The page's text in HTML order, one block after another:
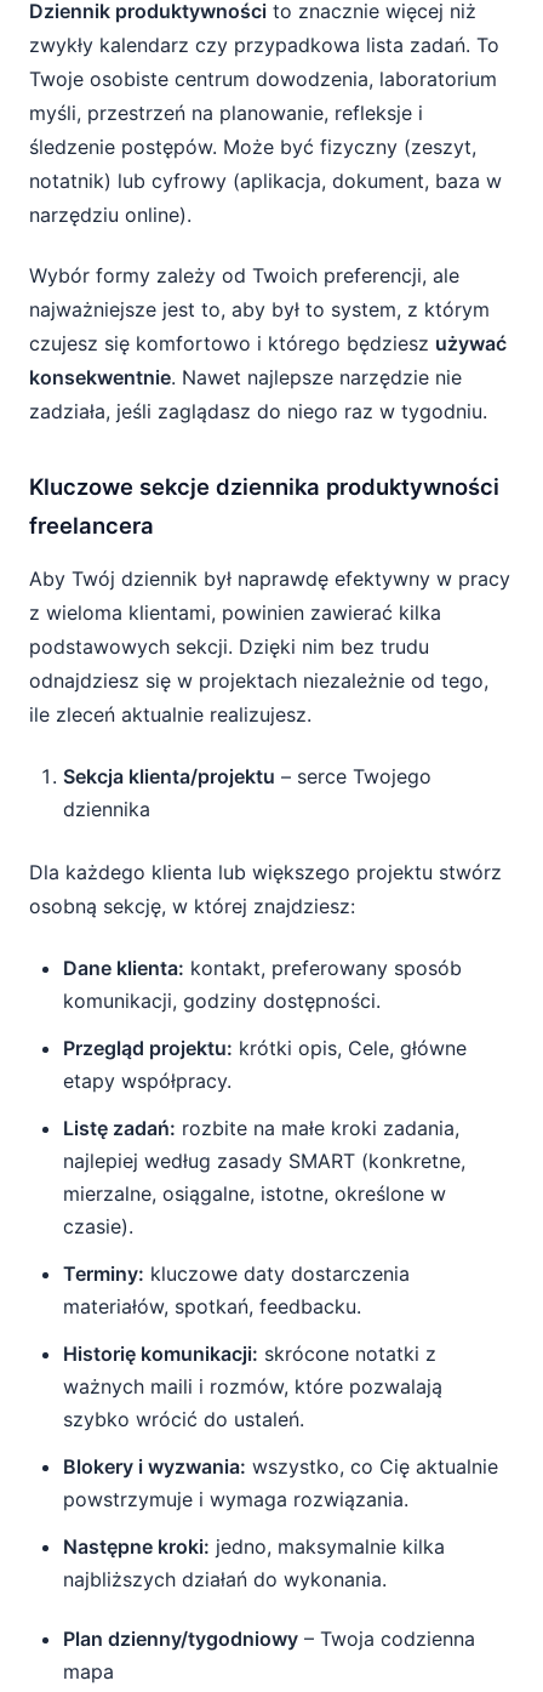
Dziennik produktywności to znacznie więcej niż
zwykły kalendarz czy przypadkowa lista zadań. To
Twoje osobiste centrum dowodzenia, laboratorium
myśli, przestrzeń na planowanie, refleksje i
śledzenie postępów. Może być fizyczny (zeszyt,
notatnik) lub cyfrowy (aplikacja, dokument, baza w
narzędziu online).
Wybór formy zależy od Twoich preferencji, ale
najważniejsze jest to, aby był to system, z którym
czujesz się komfortowo i którego będziesz używać
konsekwentnie. Nawet najlepsze narzędzie nie
zadziała, jeśli zaglądasz do niego raz w tygodniu.
Kluczowe sekcje dziennika produktywności
freelancera
Aby Twój dziennik był naprawdę efektywny w pracy
z wieloma klientami, powinien zawierać kilka
podstawowych sekcji. Dzięki nim bez trudu
odnajdziesz się w projektach niezależnie od tego,
ile zleceń aktualnie realizujesz.
Sekcja klienta/projektu – serce Twojego
dziennika
Dla każdego klienta lub większego projektu stwórz
osobną sekcję, w której znajdziesz:
Dane klienta: kontakt, preferowany sposób
komunikacji, godziny dostępności.
Przegląd projektu: krótki opis, Cele, główne
etapy współpracy.
Listę zadań: rozbite na małe kroki zadania,
najlepiej według zasady SMART (konkretne,
mierzalne, osiągalne, istotne, określone w
czasie).
Terminy: kluczowe daty dostarczenia
materiałów, spotkań, feedbacku.
Historię komunikacji: skrócone notatki z
ważnych maili i rozmów, które pozwalają
szybko wrócić do ustaleń.
Blokery i wyzwania: wszystko, co Cię aktualnie
powstrzymuje i wymaga rozwiązania.
Następne kroki: jedno, maksymalnie kilka
najbliższych działań do wykonania.
Plan dzienny/tygodniowy – Twoja codzienna
mapa